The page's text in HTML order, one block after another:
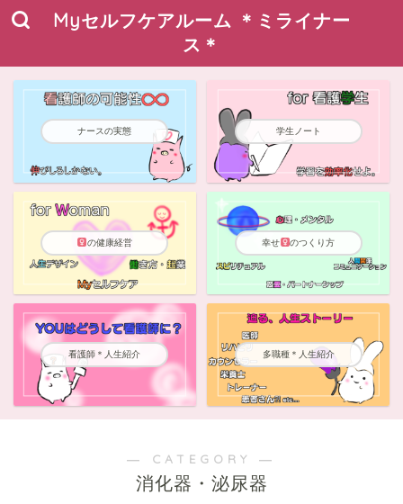
Myセルフケアルーム ＊ミライナー
ス＊
ナースの実態 学生ノート
の健康経営 幸せ のつくり方
看護師＊人生紹介 多職種＊人生紹介
― CATEGORY ―
消化器・泌尿器